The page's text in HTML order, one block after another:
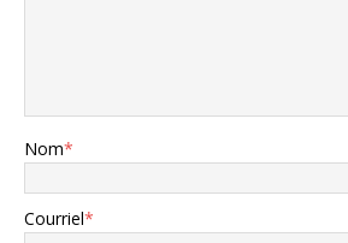
Nom*
Courriel*